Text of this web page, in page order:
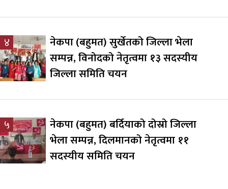
४
नेकपा (बहुमत) सुर्खेतको जिल्ला भेला
सम्पन्न, विनोदको नेतृत्वमा १३ सदस्यीय
जिल्ला समिति चयन
५
नेकपा (बहुमत) बर्दियाको दोस्रो जिल्ला
भेला सम्पन्न, दिलमानको नेतृत्वमा ११
सदस्यीय समिति चयन